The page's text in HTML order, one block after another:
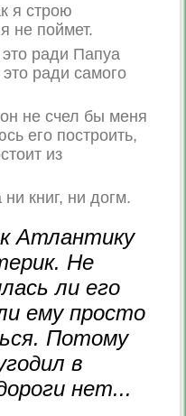
я строю
не поймет.
ради Папуа
ради самого
не счел бы меня
его построить,
из
книг, ни догм.
Атлантику
Не
ли его
ему просто
Потому
в
нет...